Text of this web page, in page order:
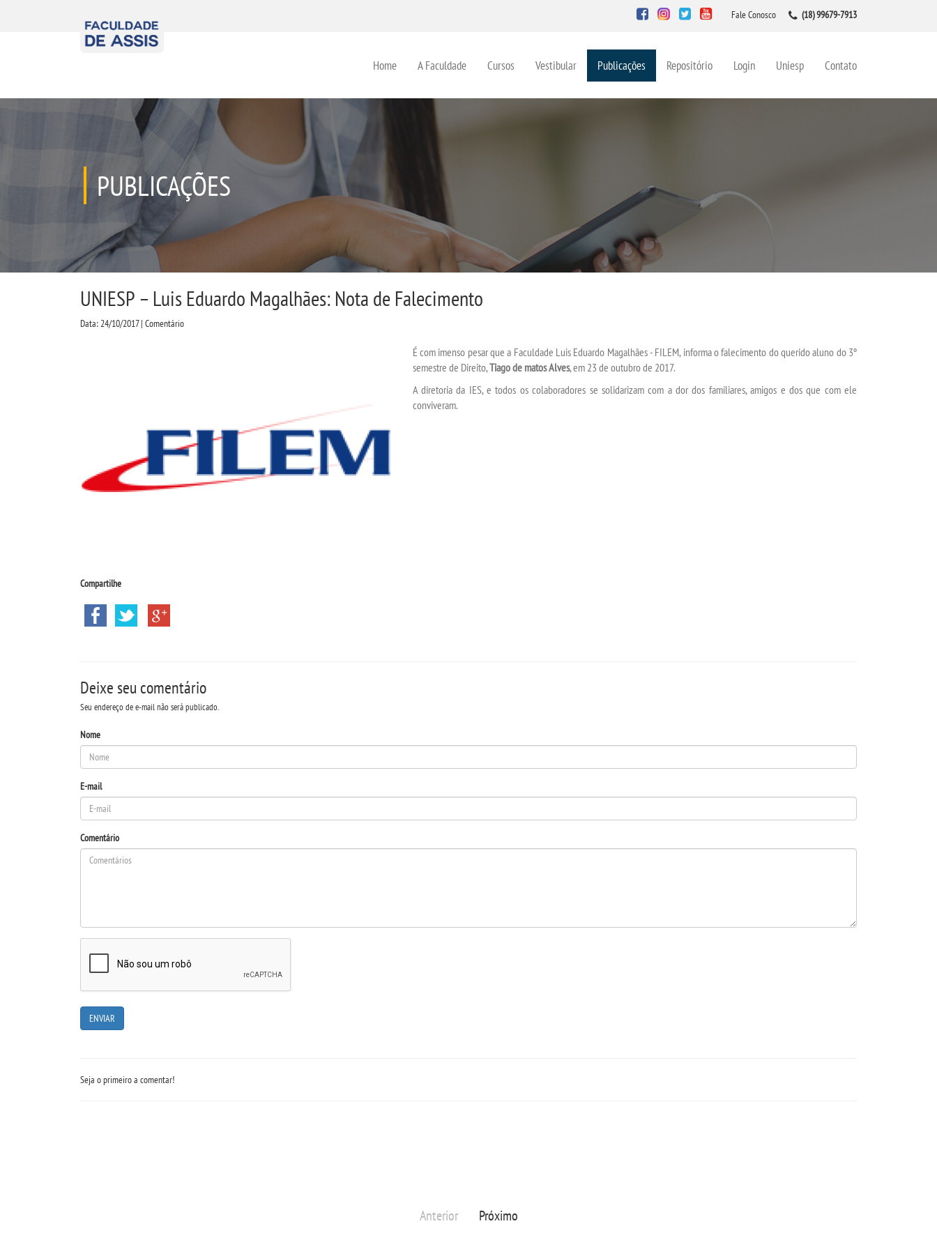
Fale Conosco (18) 99679-7913
Home A Faculdade Cursos Vestibular Publicações Repositório Login Uniesp Contato
PUBLICAÇÕES
UNIESP – Luis Eduardo Magalhães: Nota de Falecimento
Data: 24/10/2017 | Comentário
Compartilhe
É com imenso pesar que a Faculdade Luis Eduardo Magalhães - FILEM, informa o falecimento do querido aluno do 3º
semestre de Direito,Tiago de matos Alves, em 23 de outubro de 2017.
A diretoria da IES, e todos os colaboradores se solidarizam com a dor dos familiares, amigos e dos que com ele
conviveram.
Deixe seu comentário
Seu endereço de e-mail não será publicado.
Nome
E-mail
Comentário
Seja o primeiro a comentar!
Anterior Próximo